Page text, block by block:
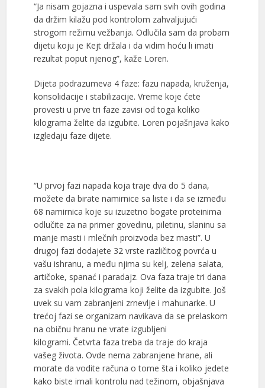
“Ja nisam gojazna i uspevala sam svih ovih godina
da držim kilažu pod kontrolom zahvaljujući
strogom režimu vežbanja. Odlučila sam da probam
dijetu koju je Kejt držala i da vidim hoću li imati
rezultat poput njenog”, kaže Loren.
Dijeta podrazumeva 4 faze: fazu napada, kruženja,
konsolidacije i stabilizacije. Vreme koje ćete
provesti u prve tri faze zavisi od toga koliko
kilograma želite da izgubite. Loren pojašnjava kako
izgledaju faze dijete.
“U prvoj fazi napada koja traje dva do 5 dana,
možete da birate namirnice sa liste i da se između
68 namirnica koje su izuzetno bogate proteinima
odlučite za na primer govedinu, piletinu, slaninu sa
manje masti i mlečnih proizvoda bez masti”. U
drugoj fazi dodajete 32 vrste različitog povrća u
vašu ishranu, a među njima su kelj, zelena salata,
artičoke, spanać i paradajz. Ova faza traje tri dana
za svakih pola kilograma koji želite da izgubite. Još
uvek su vam zabranjeni zrnevlje i mahunarke. U
trećoj fazi se organizam navikava da se prelaskom
na običnu hranu ne vrate izgubljeni
kilogrami. Četvrta faza treba da traje do kraja
vašeg života. Ovde nema zabranjene hrane, ali
morate da vodite računa o tome šta i koliko jedete
kako biste imali kontrolu nad težinom, objašnjava